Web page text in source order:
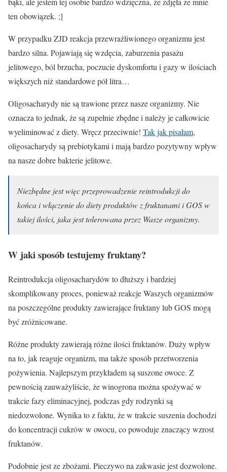
ten obowiązek. ;]
W przypadku ZJD reakcja przewrażliwionego organizmu jest
bardzo silna. Pojawiają się wzdęcia, zaburzenia pasażu
jelitowego, ból brzucha, poczucie dyskomfortu i gazy w ilościach
większych niż standardowe pół litra…
Oligosacharydy nie są trawione przez nasze organizmy. Nie
oznacza to jednak, że są zupełnie zbędne i należy je całkowicie
wyeliminować z diety. Wręcz przeciwnie! Tak jak pisałam,
oligosacharydy są prebiotykami i mają bardzo pozytywny wpływ
na nasze dobre bakterie jelitowe.
Niezbędne jest więc przeprowadzenie reintrodukcji do
końca i włączenie do diety produktów z fruktanami i GOS w
takiej ilości, jaka jest tolerowana przez Wasze organizmy.
W jaki sposób testujemy fruktany?
Reintrodukcja oligosacharydów to dłuższy i bardziej
skomplikowany proces, ponieważ reakcje Waszych organizmów
na poszczególne produkty zawierające fruktany lub GOS mogą
być zróżnicowane.
Różne produkty zawierają różne ilości fruktanów. Duży wpływ
na to, jak reaguje organizm, ma także sposób przetworzenia
pożywienia. Najlepszym przykładem są suszone owoce. Z
pewnością zauważyliście, że winogrona można spożywać w
trakcie fazy eliminacyjnej, podczas gdy rodzynki są
niedozwolone. Wynika to z faktu, że w trakcie suszenia dochodzi
do koncentracji cukrów w owocu, co powoduje znaczący wzrost
fruktanów.
Podobnie jest ze zbożami. Pieczywo na zakwasie jest dozwolone.